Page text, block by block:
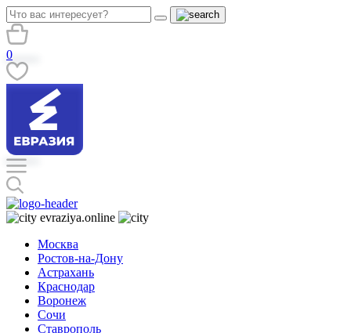
0
evraziya.online
Москва
Ростов-на-Дону
Астрахань
Краснодар
Воронеж
Сочи
Ставрополь